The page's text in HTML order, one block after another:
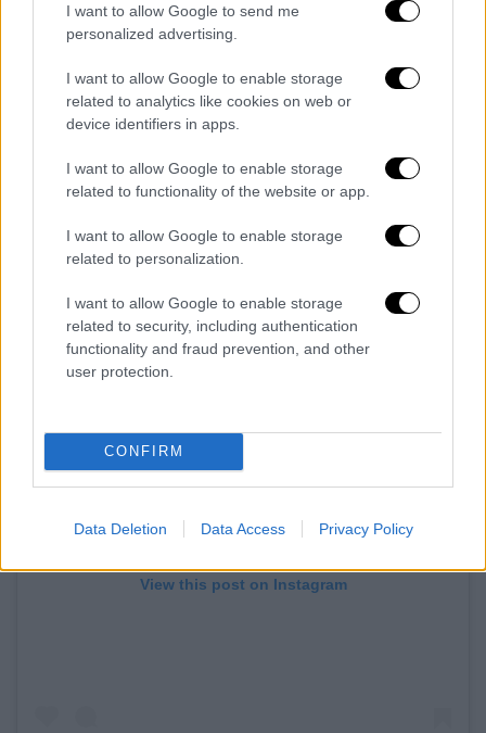
I want to allow Google to send me
personalized advertising.
I want to allow Google to enable storage
related to analytics like cookies on web or
device identifiers in apps.
I want to allow Google to enable storage
related to functionality of the website or app.
I want to allow Google to enable storage
related to personalization.
I want to allow Google to enable storage
related to security, including authentication
functionality and fraud prevention, and other
user protection.
CONFIRM
Data Deletion Data Access Privacy Policy
τελευταίους μήνες, αυτό σημαίνει πάρα
πολλά για εμάς.
Παρακαλούμε το κοινό και τα ΜΜΕ να
δείξουν κατανόηση και σεβασμό στην
μην γίνουν περαιτέρω ερωτήσεις ή αιτήματα
για δηλώσεις.
Λίζα & Σβεν»
View this post on Instagram